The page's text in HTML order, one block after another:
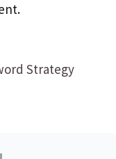
Strategy